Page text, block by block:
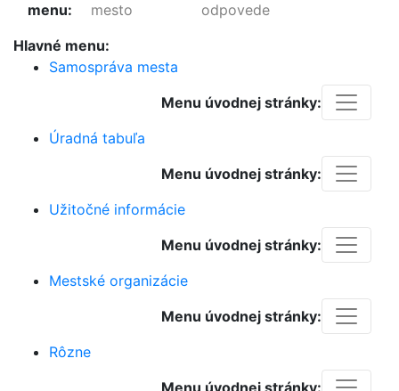
menu:
mesto
odpovede
Hlavné menu:
Samospráva mesta
Menu úvodnej stránky:
Úradná tabuľa
Menu úvodnej stránky:
Užitočné informácie
Menu úvodnej stránky:
Mestské organizácie
Menu úvodnej stránky:
Rôzne
Menu úvodnej stránky: